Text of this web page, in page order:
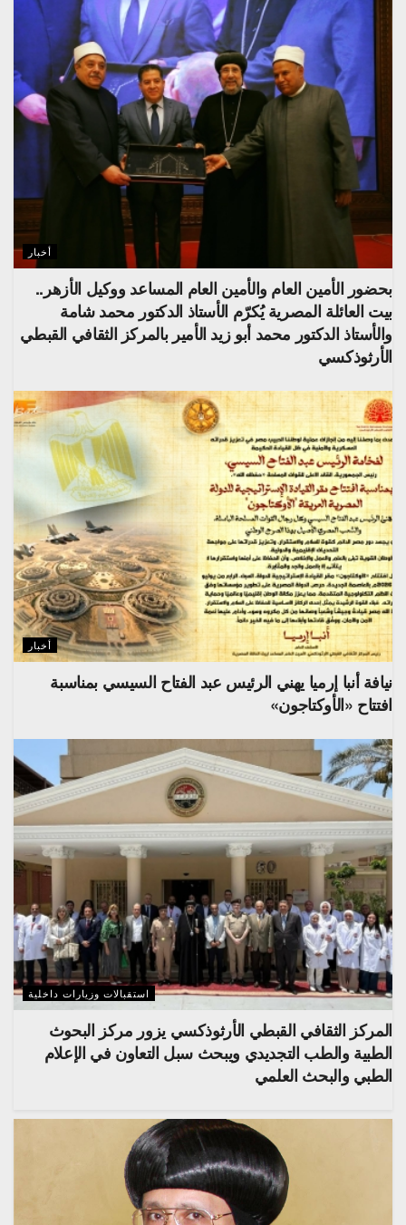
أخبار
بحضور الأمين العام والأمين العام المساعد ووكيل الأزهر..
بيت العائلة المصرية يُكرّم الأستاذ الدكتور محمد شامة
والأستاذ الدكتور محمد أبو زيد الأمير بالمركز الثقافي القبطي
الأرثوذكسي
أخبار
نيافة أنبا إرميا يهني الرئيس عبد الفتاح السيسي بمناسبة
افتتاح «الأوكتاجون»
استقبالات وزيارات داخلية
المركز الثقافي القبطي الأرثوذكسي يزور مركز البحوث
الطبية والطب التجديدي ويبحث سبل التعاون في الإعلام
الطبي والبحث العلمي